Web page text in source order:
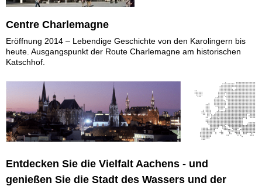
Centre Charlemagne
Eröffnung 2014 – Lebendige Geschichte von den Karolingern bis
heute. Ausgangspunkt der Route Charlemagne am historischen
Katschhof.
Entdecken Sie die Vielfalt Aachens - und
genießen Sie die Stadt des Wassers und der